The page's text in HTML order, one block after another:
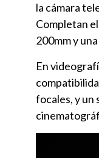
la cámara
Completan
200mm y
En
focales, y un